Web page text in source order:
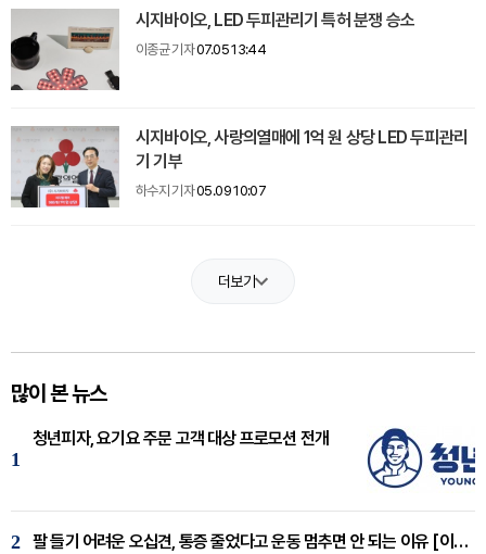
시지바이오, LED 두피관리기 특허 분쟁 승소
이종균 기자07.05 13:44
시지바이오, 사랑의열매에 1억 원 상당 LED 두피관리
기 기부
하수지 기자05.09 10:07
더보기
많이 본 뉴스
1
청년피자, 요기요 주문 고객 대상 프로모션 전개
2 팔 들기 어려운 오십견, 통증 줄었다고 운동 멈추면 안 되는 이유 [이병욱 원장 칼럼]